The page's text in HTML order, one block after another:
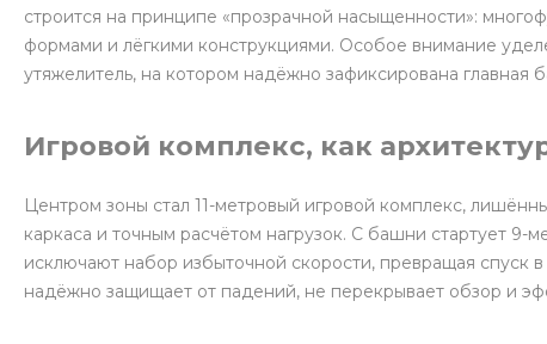
строится на принципе «прозрачной насыщенности»:
формами и лёгкими конструкциями. Особое внимание
утяжелитель, на котором надёжно зафиксирована главная
Игровой комплекс, как
Центром зоны стал 11-метровый игровой комплекс,
каркаса и точным расчётом нагрузок. С башни стартует 9-
исключают набор избыточной скорости, превращая
надёжно защищает от падений, не перекрывает обзор и